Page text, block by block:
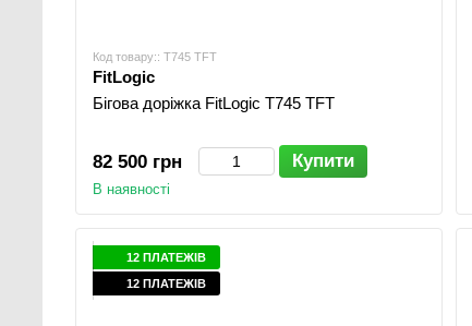
Код товару:: T745 TFT
FitLogic
Бігова доріжка FitLogic T745 TFT
82 500 грн Купити
В наявності
12 ПЛАТЕЖІВ
12 ПЛАТЕЖІВ